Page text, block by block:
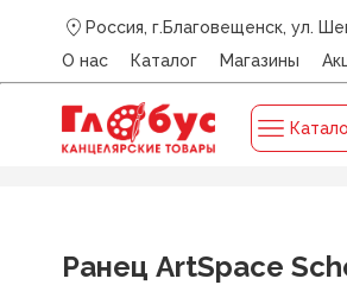
Россия, г.Благовещенск, ул.
О нас
Каталог Магазины
Главная /Каталог/ РЮКЗАКИ,
Ранец ArtSpace